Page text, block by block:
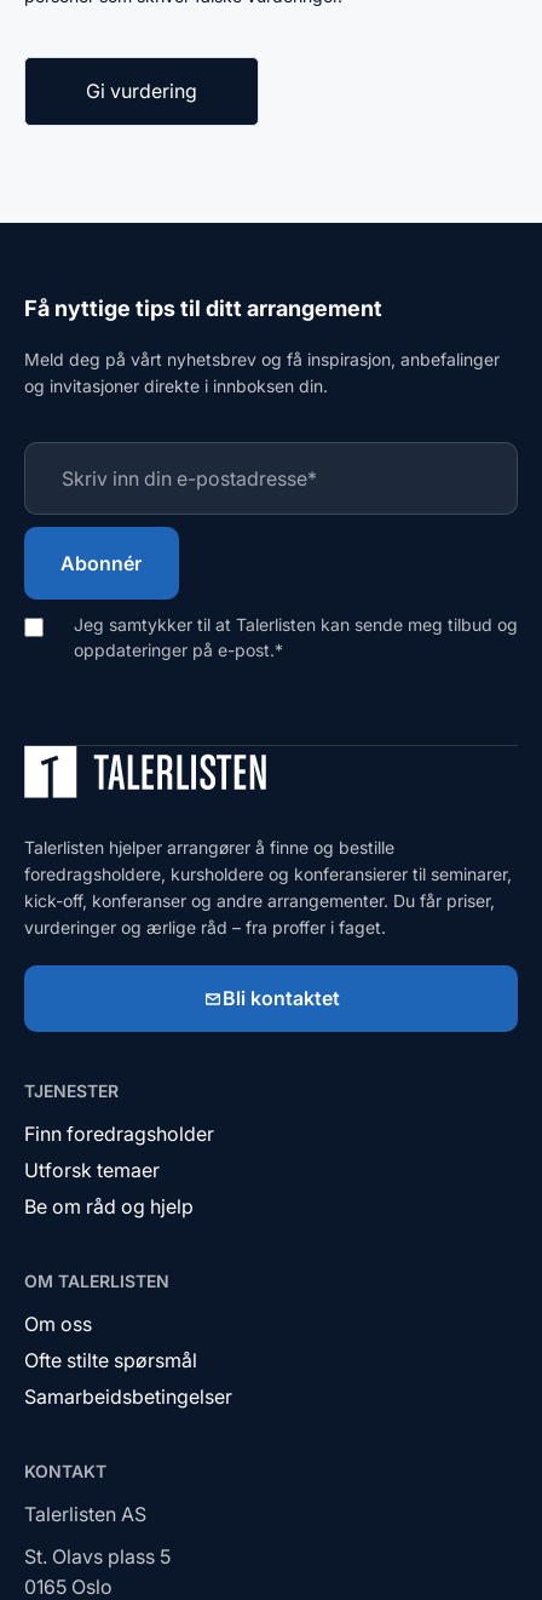
Få nyttige tips til ditt arrangement
Meld deg på vårt nyhetsbrev og få inspirasjon, anbefalinger
og invitasjoner direkte i innboksen din.
Jeg samtykker til at Talerlisten kan sende meg tilbud og
oppdateringer på e-post.*
Talerlisten hjelper arrangører å finne og bestille
foredragsholdere, kursholdere og konferansierer til seminarer,
kick-off, konferanser og andre arrangementer. Du får priser,
vurderinger og ærlige råd – fra proffer i faget.
Bli kontaktet
TJENESTER
Finn foredragsholder
Utforsk temaer
Be om råd og hjelp
OM TALERLISTEN
Om oss
Ofte stilte spørsmål
Samarbeidsbetingelser
KONTAKT
Talerlisten AS
St. Olavs plass 5
0165 Oslo